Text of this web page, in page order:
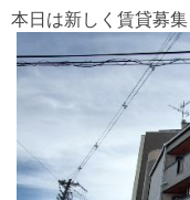
本日は新しく賃貸募